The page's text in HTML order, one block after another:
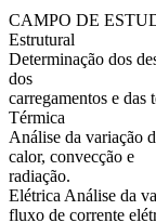
CAMPO DE
Estrutural
Determinação dos
dos
carregamentos e das
Térmica
Análise da variação
calor, convecção e
radiação.
Elétrica Análise da
fluxo de corrente